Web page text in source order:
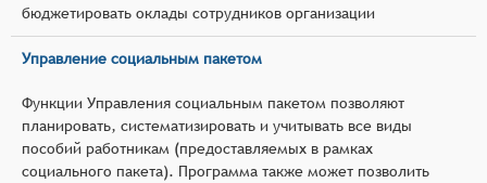
бюджетировать оклады сотрудников организации
Управление социальным пакетом
Функции Управления социальным пакетом позволяют
планировать, систематизировать и учитывать все виды
пособий работникам (предоставляемых в рамках
социального пакета). Программа также может позволить